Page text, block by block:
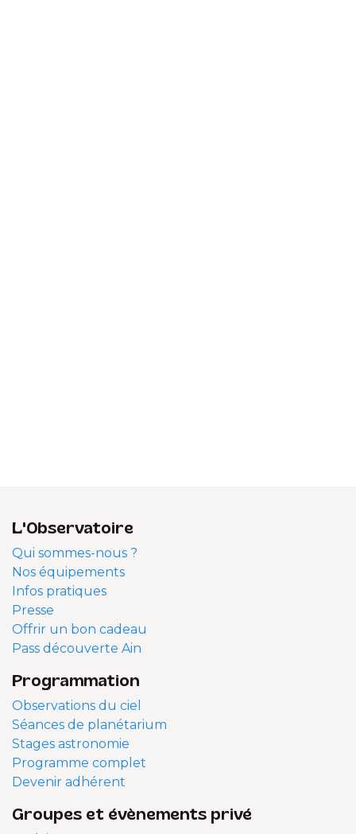
L'Observatoire
Qui sommes-nous ?
Nos équipements
Infos pratiques
Presse
Offrir un bon cadeau
Pass découverte Ain
Programmation
Observations du ciel
Séances de planétarium
Stages astronomie
Programme complet
Devenir adhérent
Groupes et évènements privé